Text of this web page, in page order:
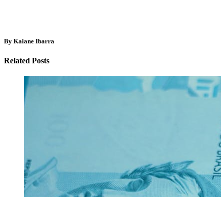
By Kaiane Ibarra
Related Posts